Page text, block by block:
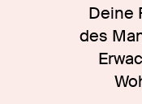
Deine
des